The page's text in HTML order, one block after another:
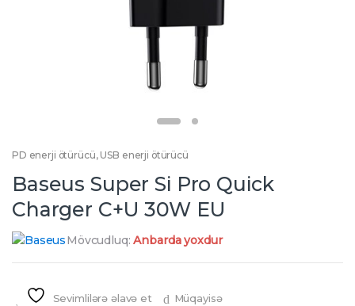
PD enerji ötürücü, USB enerji ötürücü
Baseus Super Si Pro Quick
Charger C+U 30W EU
Mövcudluq:Anbarda yoxdur
Sevimlilərə əlavə et Müqayisə